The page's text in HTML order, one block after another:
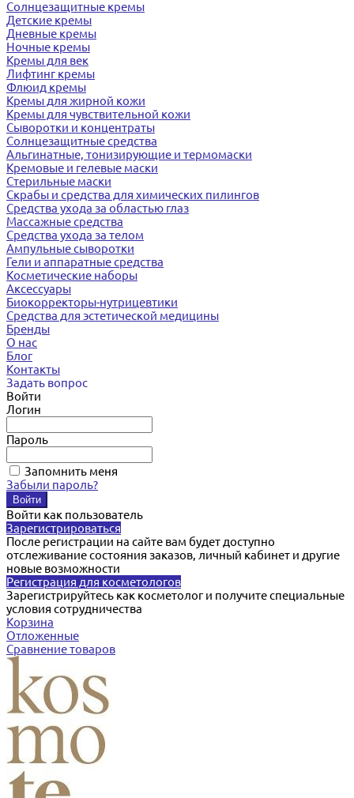
Солнцезащитные кремы
Детские кремы
Дневные кремы
Ночные кремы
Кремы для век
Лифтинг кремы
Флюид кремы
Кремы для жирной кожи
Кремы для чувствительной кожи
Сыворотки и концентраты
Солнцезащитные средства
Альгинатные, тонизирующие и термомаски
Кремовые и гелевые маски
Стерильные маски
Скрабы и средства для химических пилингов
Средства ухода за областью глаз
Массажные средства
Средства ухода за телом
Ампульные сыворотки
Гели и аппаратные средства
Косметические наборы
Аксессуары
Биокорректоры-нутрицевтики
Средства для эстетической медицины
Бренды
О нас
Блог
Контакты
Задать вопрос
Войти
Логин
Пароль
Запомнить меня
Забыли пароль?
Войти как пользователь
Зарегистрироваться
После регистрации на сайте вам будет доступно
отслеживание состояния заказов, личный кабинет и другие
новые возможности
Регистрация для косметологов
Зарегистрируйтесь как косметолог и получите специальные
условия сотрудничества
Корзина
Отложенные
Сравнение товаров